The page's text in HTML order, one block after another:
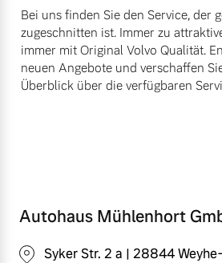
Bei uns finden Sie den Service, der
zugeschnitten ist. Immer zu
immer mit Original Volvo Qualität.
neuen Angebote und verschaffen
Überblick über die verfügbaren
Autohaus Mühlenhort
Syker Str. 2 a | 28844